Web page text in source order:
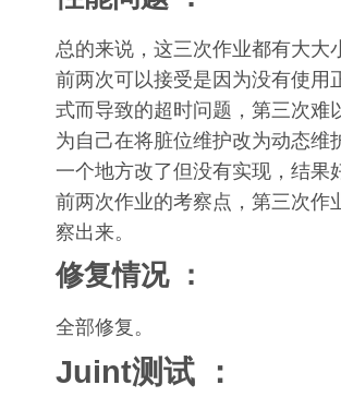
总的来说，这三次作业都有大大
前两次可以接受是因为没有使用
式而导致的超时问题，第三次难
为自己在将脏位维护改为动态维
一个地方改了但没有实现，结果
前两次作业的考察点，第三次作
察出来。
修复情况 ：
全部修复。
Juint测试 ：